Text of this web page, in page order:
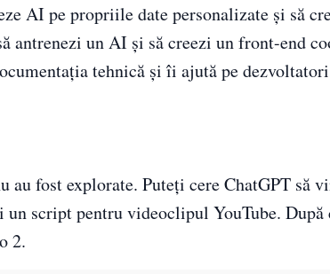
AI pe propriile date personalizate și să
antrenezi un AI și să creezi un front-end
tehnică și îi ajută pe
au fost explorate. Puteți cere ChatGPT să
script pentru videoclipul YouTube.
2.